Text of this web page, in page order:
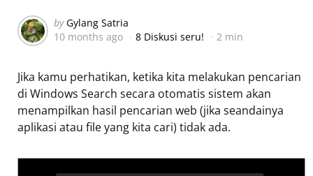
Posted
by
by Gylang Satria
10 months ago
8 Diskusi seru! 2 min
Jika kamu perhatikan, ketika kita melakukan pencarian
di Windows Search secara otomatis sistem akan
menampilkan hasil pencarian web (jika seandainya
aplikasi atau file yang kita cari) tidak ada.